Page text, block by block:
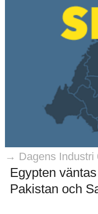
→ Dagens Industri
Egypten
Pakistan och